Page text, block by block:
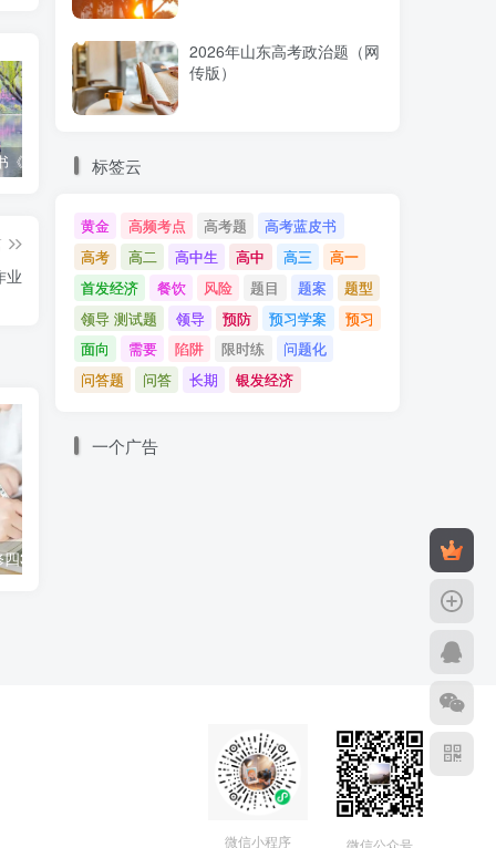
高考蓝皮书《高考研究报告（2025）》出版发行 12种选科组合优劣势
业
2026年山东高考政治题（网
传版）
标签云
黄金 高频考点 高考题
高考蓝皮书
高考
高二 高中生 高中 高三
高一
首发经济
餐饮 风险 题目 题案
题型
领导 测试题
领导 预防 预习学案
预习
面向
需要 陷阱 限时练
问题化
问答题
问答 长期 银发经济
一个广告
微信小程序